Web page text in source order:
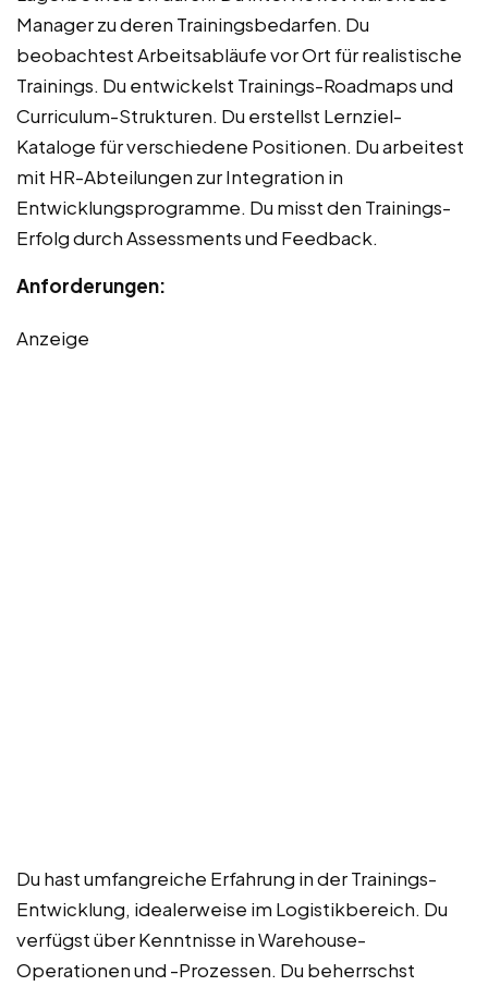
Manager zu deren Trainingsbedarfen. Du
beobachtest Arbeitsabläufe vor Ort für realistische
Trainings. Du entwickelst Trainings-Roadmaps und
Curriculum-Strukturen. Du erstellst Lernziel-
Kataloge für verschiedene Positionen. Du arbeitest
mit HR-Abteilungen zur Integration in
Entwicklungsprogramme. Du misst den Trainings-
Erfolg durch Assessments und Feedback.
Anforderungen:
Anzeige
Du hast umfangreiche Erfahrung in der Trainings-
Entwicklung, idealerweise im Logistikbereich. Du
verfügst über Kenntnisse in Warehouse-
Operationen und -Prozessen. Du beherrschst